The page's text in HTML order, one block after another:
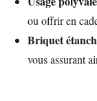
ou offrir en
Briquet
vous assurant